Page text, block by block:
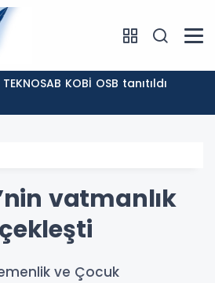
KOBİ OSB tanıtıldı
vatmanlık
ve Çocuk